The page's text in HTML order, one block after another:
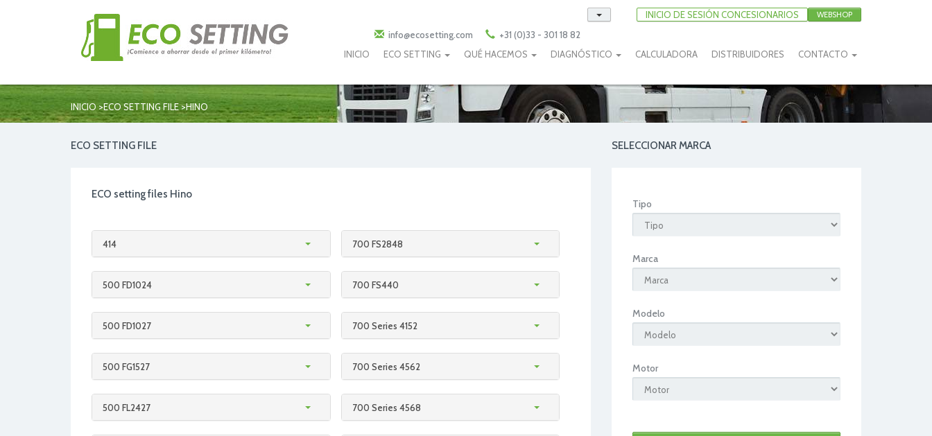
INICIO DE SESIÓN CONCESIONARIOS WEBSHOP
info@ecosetting.com
+31 (0)33 - 301 18 82
INICIO
ECO SETTING QUÉ HACEMOS DIAGNÓSTICO CALCULADORA DISTRIBUIDORES CONTACTO
INICIO >ECO SETTING FILE>HINO
ECO SETTING FILE
ECO setting files Hino
414
500 FD1024
500 FD1027
500 FG1527
500 FL2427
700 FS2848
700 FS440
700 Series 4152
700 Series 4562
700 Series 4568
SELECCIONAR MARCA
Tipo
Marca
Modelo
Motor